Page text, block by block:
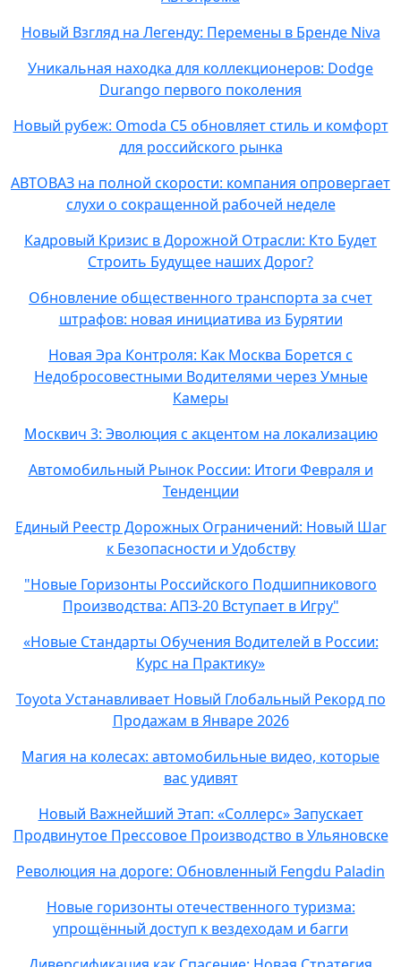
Новый Взгляд на Легенду: Перемены в Бренде Niva
Уникальная находка для коллекционеров: Dodge
Durango первого поколения
Новый рубеж: Omoda C5 обновляет стиль и комфорт
для российского рынка
АВТОВАЗ на полной скорости: компания опровергает
слухи о сокращенной рабочей неделе
Кадровый Кризис в Дорожной Отрасли: Кто Будет
Строить Будущее наших Дорог?
Обновление общественного транспорта за счет
штрафов: новая инициатива из Бурятии
Новая Эра Контроля: Как Москва Борется с
Недобросовестными Водителями через Умные
Камеры
Москвич 3: Эволюция с акцентом на локализацию
Автомобильный Рынок России: Итоги Февраля и
Тенденции
Единый Реестр Дорожных Ограничений: Новый Шаг
к Безопасности и Удобству
"Новые Горизонты Российского Подшипникового
Производства: АПЗ-20 Вступает в Игру"
«Новые Стандарты Обучения Водителей в России:
Курс на Практику»
Toyota Устанавливает Новый Глобальный Рекорд по
Продажам в Январе 2026
Магия на колесах: автомобильные видео, которые
вас удивят
Новый Важнейший Этап: «Соллерс» Запускает
Продвинутое Прессовое Производство в Ульяновске
Революция на дороге: Обновленный Fengdu Paladin
Новые горизонты отечественного туризма:
упрощённый доступ к вездеходам и багги